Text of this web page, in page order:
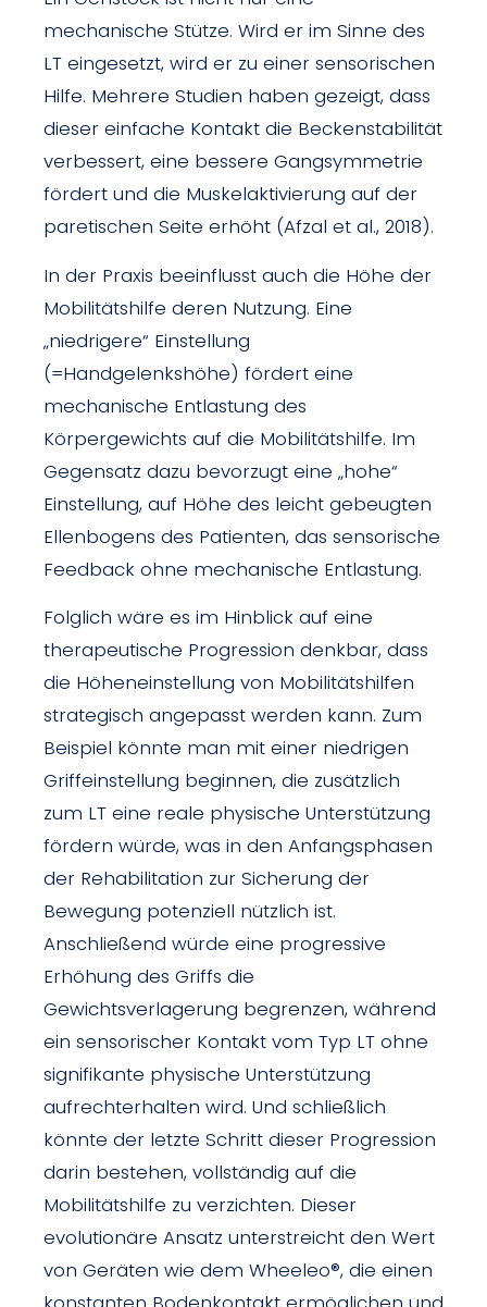
mechanische Stütze. Wird er im Sinne des
LT eingesetzt, wird er zu einer sensorischen
Hilfe. Mehrere Studien haben gezeigt, dass
dieser einfache Kontakt die Beckenstabilität
verbessert, eine bessere Gangsymmetrie
fördert und die Muskelaktivierung auf der
paretischen Seite erhöht (Afzal et al., 2018).
In der Praxis beeinflusst auch die Höhe der
Mobilitätshilfe deren Nutzung. Eine
„niedrigere“ Einstellung
(=Handgelenkshöhe) fördert eine
mechanische Entlastung des
Körpergewichts auf die Mobilitätshilfe. Im
Gegensatz dazu bevorzugt eine „hohe“
Einstellung, auf Höhe des leicht gebeugten
Ellenbogens des Patienten, das sensorische
Feedback ohne mechanische Entlastung.
Folglich wäre es im Hinblick auf eine
therapeutische Progression denkbar, dass
die Höheneinstellung von Mobilitätshilfen
strategisch angepasst werden kann. Zum
Beispiel könnte man mit einer niedrigen
Griffeinstellung beginnen, die zusätzlich
zum LT eine reale physische Unterstützung
fördern würde, was in den Anfangsphasen
der Rehabilitation zur Sicherung der
Bewegung potenziell nützlich ist.
Anschließend würde eine progressive
Erhöhung des Griffs die
Gewichtsverlagerung begrenzen, während
ein sensorischer Kontakt vom Typ LT ohne
signifikante physische Unterstützung
aufrechterhalten wird. Und schließlich
könnte der letzte Schritt dieser Progression
darin bestehen, vollständig auf die
Mobilitätshilfe zu verzichten. Dieser
evolutionäre Ansatz unterstreicht den Wert
von Geräten wie dem Wheeleo®, die einen